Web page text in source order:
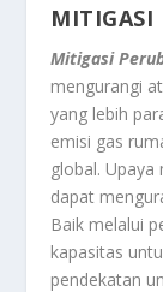
MITIGASI
Mitigasi
mengurangi
yang lebih
emisi gas
global.
dapat
Baik melalui
kapasitas
pendekatan